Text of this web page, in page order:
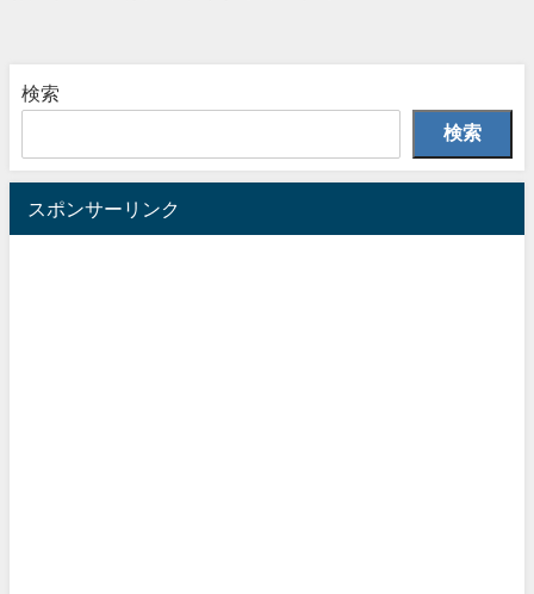
検索
検索
スポンサーリンク